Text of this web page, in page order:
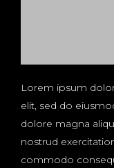
Lorem ipsum
elit, sed do
dolore magna
nostrud
commodo